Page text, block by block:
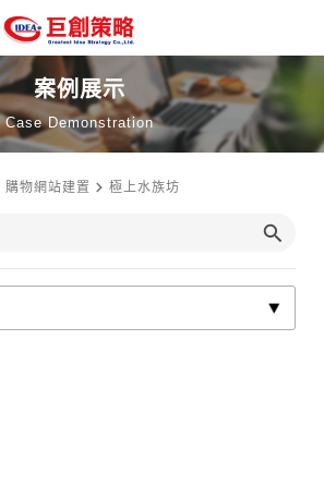
案例展示
Case Demonstration
購物網站建置 極上水族坊